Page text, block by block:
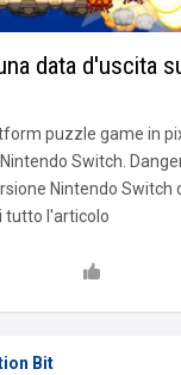
data d'uscita
puzzle game in
Switch.
Nintendo Switch
tutto l'articolo
Bit